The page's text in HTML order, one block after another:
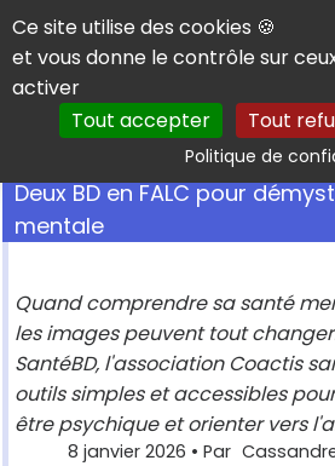
Panneau de gestion des cookies
Ce site utilise des cookies 🍪
et vous donne le contrôle sur
activer
Tout accepter
Tout
Politique de
Deux BD en FALC pour
mentale
Quand comprendre sa santé
les images peuvent tout
SantéBD, l'association Coactis
outils simples et accessibles
être psychique et orienter vers
8 janvier 2026 • Par